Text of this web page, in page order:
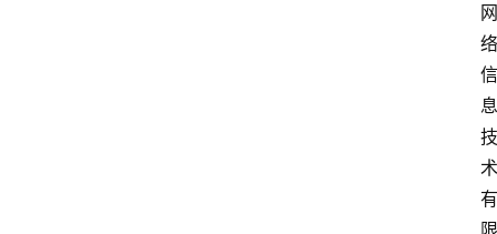
网
络
信
息
技
术
有
限